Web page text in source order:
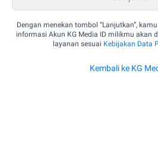
Dengan menekan tombol “Lanjutkan”,
informasi Akun KG Media ID milikmu akan
layanan sesuai Kebijakan Data
Kembali ke KG